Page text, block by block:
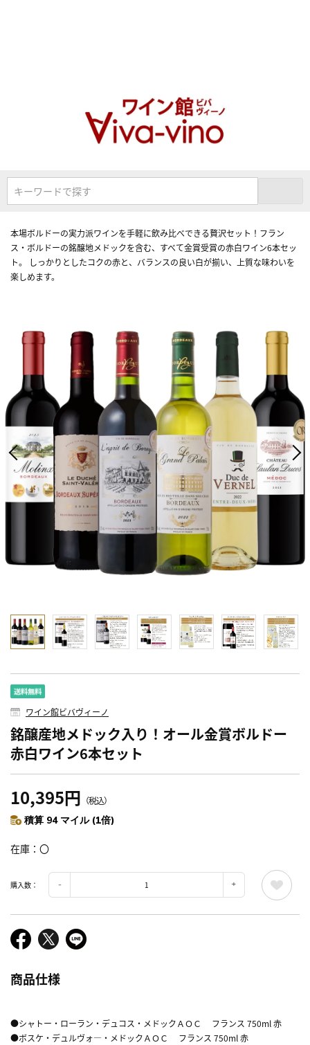
キーワードで探す
本場ボルドーの実力派ワインを手軽に飲み比べできる贅沢セット！フラン
ス・ボルドーの銘醸地メドックを含む、すべて金賞受賞の赤白ワイン6本セッ
ト。 しっかりとしたコクの赤と、バランスの良い白が揃い、上質な味わいを
楽しめます。
ワイン館ビバヴィーノ
銘醸産地メドック入り！オール金賞ボルドー
赤白ワイン6本セット
10,395円 （税込）
積算 94 マイル (1倍)
在庫 〇
購入数：
商品仕様
●シャトー・ローラン・デュコス・メドックＡＯＣ フランス 750ml 赤
●ボスケ・デュルヴォ―・メドックＡＯＣ フランス 750ml 赤